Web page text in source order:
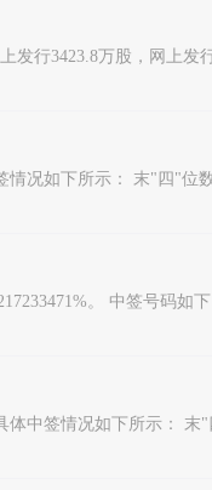
行3423.8万股，网上发
况如下所示： 末"四"位
。 中签号码如
中签情况如下所示： 末